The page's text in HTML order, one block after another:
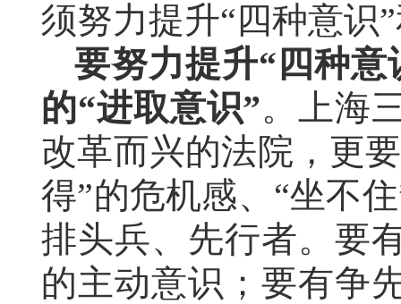
须努力提升“四种意识
要努力提升“ 四种意
的“进取意识”。上海
改革而兴的法院，更
得”的危机感、“坐不
排头兵、先行者。 要
的主动意识； 要有争